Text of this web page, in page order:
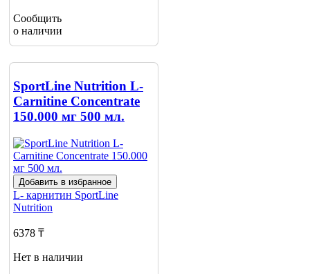
Сообщить
о наличии
SportLine Nutrition L-
Carnitine Concentrate
150.000 мг 500 мл.
Добавить в избранное
L- карнитин SportLine
Nutrition
6378 ₸
Нет в наличии